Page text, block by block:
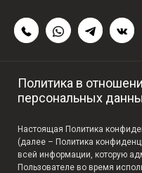
Политика в
персональных
Настоящая Политика
(далее – Политика
всей информации, которую
Пользователе во время